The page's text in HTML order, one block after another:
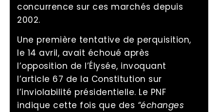
concurrence sur ces marchés depuis
2002.
Une première tentative de perquisition,
le 14 avril, avait échoué après
l’opposition de l’Élysée, invoquant
l’article 67 de la Constitution sur
l’inviolabilité présidentielle. Le PNF
indique cette fois que des “échanges